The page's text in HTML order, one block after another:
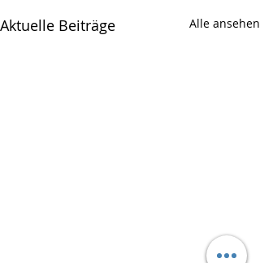
Aktuelle Beiträge Alle ansehen